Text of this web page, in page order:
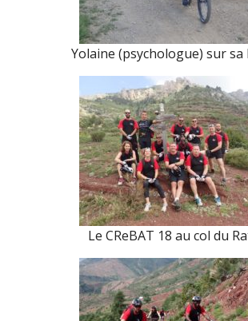
Yolaine (psychologue) sur sa
Le CReBAT 18 au col du